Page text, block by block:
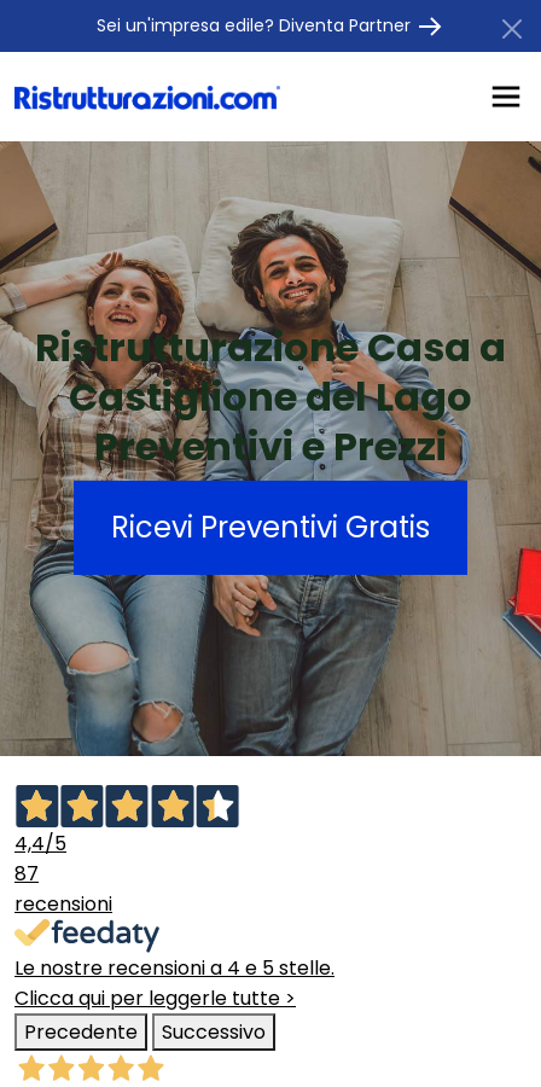
Sei un'impresa edile? Diventa Partner
Ristrutturazione Casa a
Castiglione del Lago
Preventivi e Prezzi
Ricevi Preventivi Gratis
4,4/5
87
recensioni
Le nostre recensioni a 4 e 5 stelle.
Clicca qui per leggerle tutte >
Precedente
Successivo